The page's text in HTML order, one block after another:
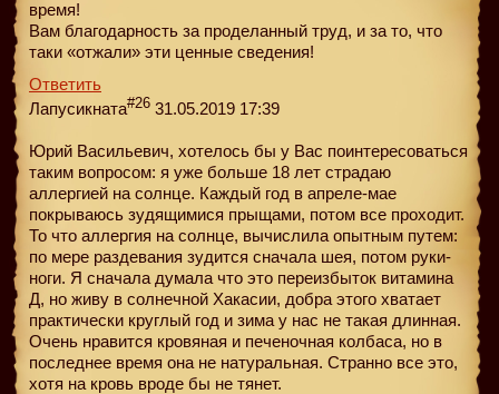
время!
Вам благодарность за проделанный труд, и за то, что
таки «отжали» эти ценные сведения!
Ответить
Лапусикната#26 31.05.2019 17:39
Юрий Васильевич, хотелось бы у Вас поинтересоваться
таким вопросом: я уже больше 18 лет страдаю
аллергией на солнце. Каждый год в апреле-мае
покрываюсь зудящимися прыщами, потом все проходит.
То что аллергия на солнце, вычислила опытным путем:
по мере раздевания зудится сначала шея, потом руки-
ноги. Я сначала думала что это переизбыток витамина
Д, но живу в солнечной Хакасии, добра этого хватает
практически круглый год и зима у нас не такая длинная.
Очень нравится кровяная и печеночная колбаса, но в
последнее время она не натуральная. Странно все это,
хотя на кровь вроде бы не тянет.